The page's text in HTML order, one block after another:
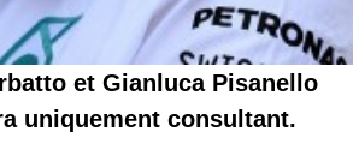
et Gianluca Pisanello
uniquement consultant.